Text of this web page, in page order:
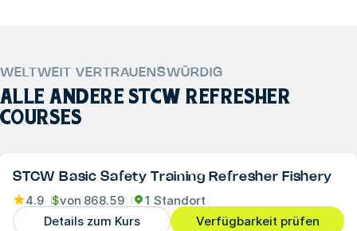
WELTWEIT VERTRAUENSWÜRDIG
ALLE ANDERE STCW REFRESHER
COURSES
STCW Basic Safety Training Refresher Fishery
4.9 $von 868.59
1 Standort
Details zum Kurs
Verfügbarkeit prüfen